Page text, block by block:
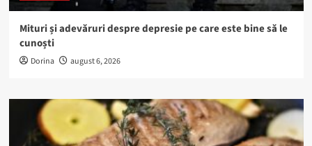
Mituri și adevăruri despre depresie pe care este bine să le
cunoști
Dorina august 6, 2026